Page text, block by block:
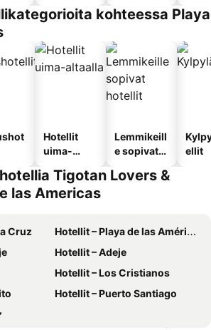
kohteessa Playa
Hotellit
uima-
Lemmikeill
e sopivat
ellit
Tigotan Lovers &
las Americas
Cruz
Hotellit – Playa de las Américas
Hotellit – Adeje
Hotellit – Los Cristianos
Hotellit – Puerto Santiago